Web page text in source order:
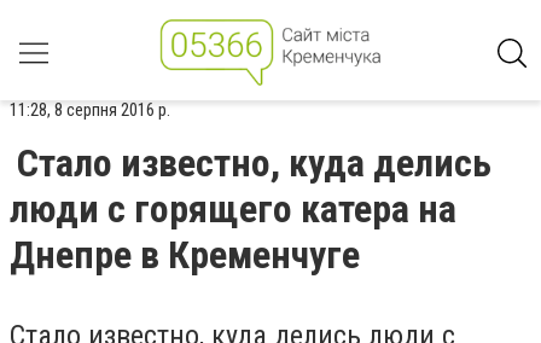
11:28, 8 серпня 2016 р.
Стало известно, куда делись
люди с горящего катера на
Днепре в Кременчуге
Стало известно, куда делись люди с